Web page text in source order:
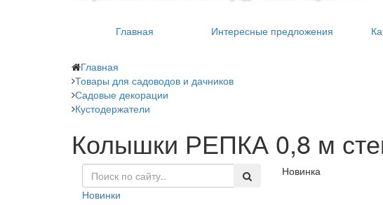
Главная
Интересные предложения
Главная
Товары для садоводов и дачников
Садовые декорации
Кустодержатели
Колышки РЕПКА 0,8 м
Новинки
Новинка